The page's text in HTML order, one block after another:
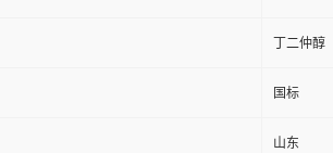
丁二仲醇
国标
山东